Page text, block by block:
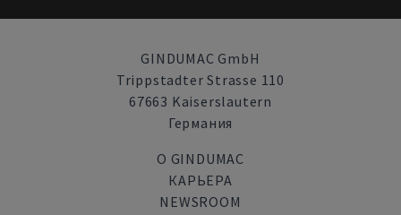
GINDUMAC GmbH
Trippstadter Strasse 110
67663 Kaiserslautern
Германия
О GINDUMAC
КАРЬЕРА
NEWSROOM